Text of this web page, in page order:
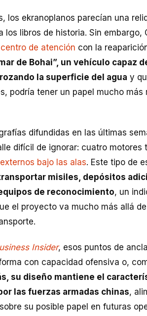
los ekranoplanos parecían una
los libros de historia. Sin embargo,
de atención con la
de Bohai”, un vehículo capaz
la superficie del agua y
podría tener un papel mucho más
difundidas en las últimas
difícil de ignorar: cuatro motores
bajo las alas. Este tipo de
misiles, depósitos
de reconocimiento, un
el proyecto va mucho más allá
Insider, esos puntos de
con capacidad ofensiva o,
su diseño mantiene el
las fuerzas armadas chinas,
su posible papel en futuras